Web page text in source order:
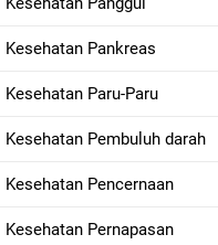
Kesehatan Pankreas
Kesehatan Paru-Paru
Kesehatan Pembuluh darah
Kesehatan Pencernaan
Kesehatan Pernapasan